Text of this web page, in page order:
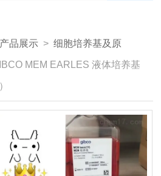
产品展示 >细胞培养基及原
MEM EARLES 液体培养基